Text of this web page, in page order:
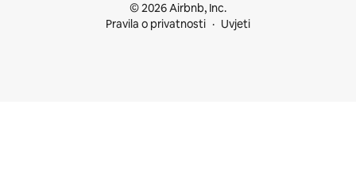
© 2026 Airbnb, Inc.
Pravila o privatnosti
Uvjeti